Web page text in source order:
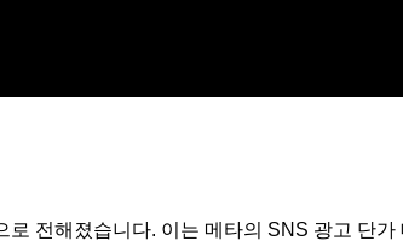
전해졌습니다. 이는 메타의 SNS 광고 단